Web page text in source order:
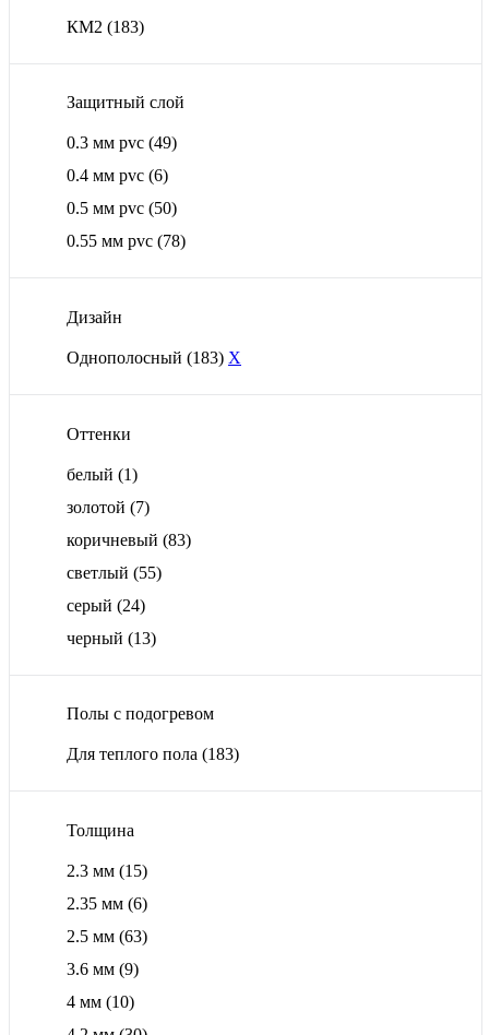
КМ2 (183)
Защитный слой
0.3 мм pvc (49)
0.4 мм pvc (6)
0.5 мм pvc (50)
0.55 мм pvc (78)
Дизайн
Однополосный (183) X
Оттенки
белый (1)
золотой (7)
коричневый (83)
светлый (55)
серый (24)
черный (13)
Полы с подогревом
Для теплого пола (183)
Толщина
2.3 мм (15)
2.35 мм (6)
2.5 мм (63)
3.6 мм (9)
4 мм (10)